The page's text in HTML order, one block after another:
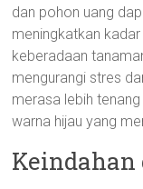
dan pohon uang
meningkatkan
keberadaan
mengurangi stres
merasa lebih
warna hijau yang
Keindahan